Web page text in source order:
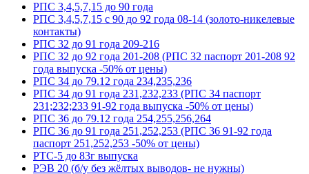
РПС 3,4,5,7,15 до 90 года
РПС 3,4,5,7,15 с 90 до 92 года 08-14 (золото-никелевые
контакты)
РПС 32 до 91 года 209-216
РПС 32 до 92 года 201-208 (РПС 32 паспорт 201-208 92
года выпуска -50% от цены)
РПС 34 до 79.12 года 234,235,236
РПС 34 до 91 года 231,232,233 (РПС 34 паспорт
231;232;233 91-92 года выпуска -50% от цены)
РПС 36 до 79.12 года 254,255,256,264
РПС 36 до 91 года 251,252,253 (РПС 36 91-92 года
паспорт 251,252,253 -50% от цены)
РТС-5 до 83г выпуска
РЭВ 20 (б/у без жёлтых выводов- не нужны)